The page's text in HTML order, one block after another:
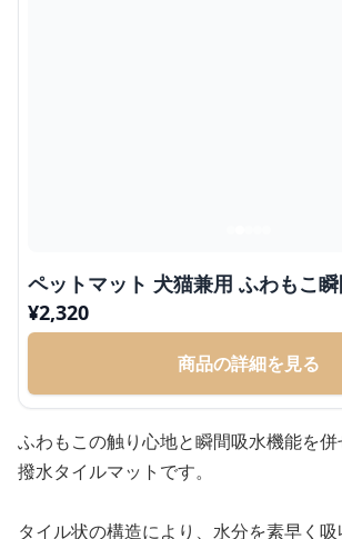
ペットマット 犬猫兼用 ふわもこ
¥2,320
商品の詳細を見る
ふわもこの触り心地と瞬間吸水機能を
撥水タイルマットです。
タイル状の構造により、水分を素早く